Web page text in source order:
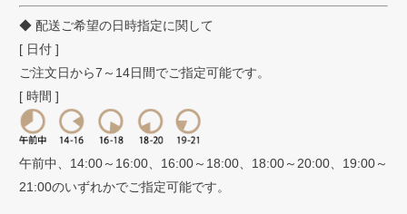
◆ 配送ご希望の日時指定に関して
[ 日付 ]
ご注文日から7～14日間でご指定可能です。
[ 時間 ]
午前中、14:00～16:00、16:00～18:00、18:00～20:00、19:00～
21:00のいずれかでご指定可能です。